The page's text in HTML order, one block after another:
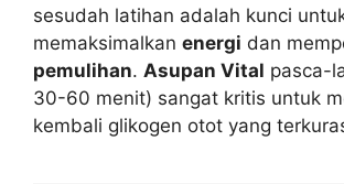
sesudah latihan adalah kunci
memaksimalkan energi dan
pemulihan. Asupan Vital pasca-
30-60 menit) sangat kritis untuk
kembali glikogen otot yang